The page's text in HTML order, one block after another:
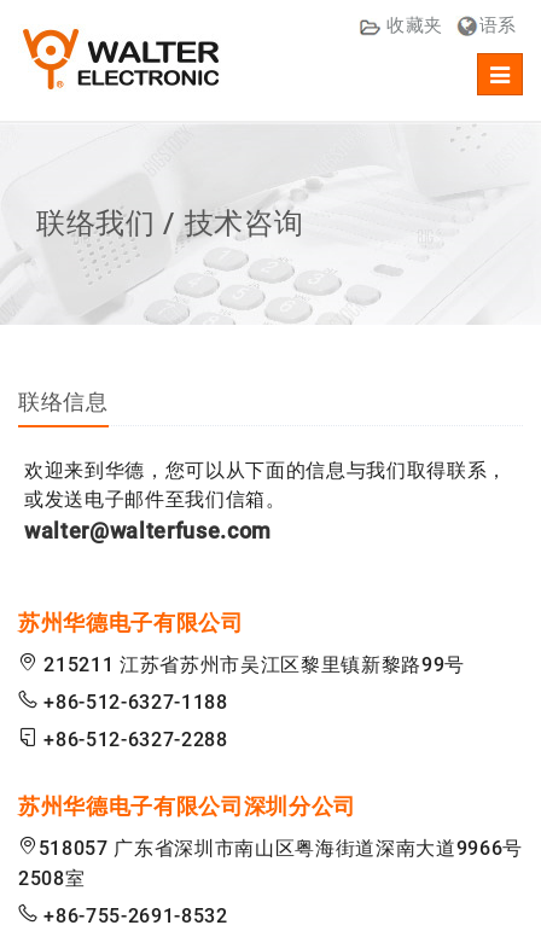
收藏夹 语系
联络我们 / 技术咨询
联络信息
欢迎来到华德，您可以从下面的信息与我们取得联系，
或发送电子邮件至我们信箱。
walter@walterfuse.com
苏州华德电子有限公司
215211 江苏省苏州市吴江区黎里镇新黎路99号
+86-512-6327-1188
+86-512-6327-2288
苏州华德电子有限公司深圳分公司
518057 广东省深圳市南山区粤海街道深南大道9966号
2508室
+86-755-2691-8532